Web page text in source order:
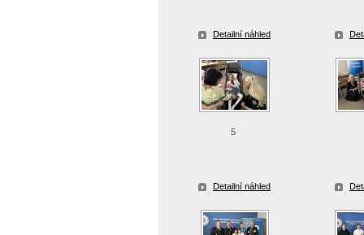
Detailní náhled
5
Detailní náhled